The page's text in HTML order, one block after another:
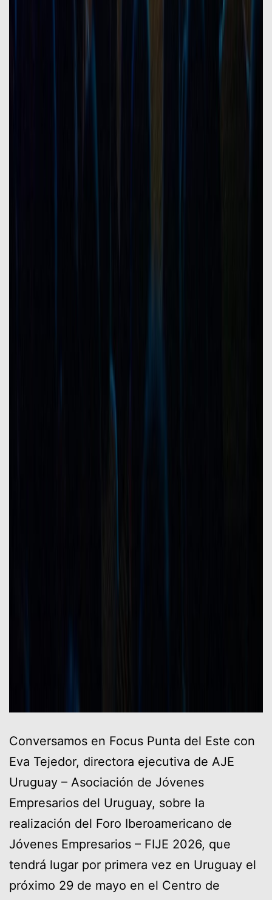
Conversamos en Focus Punta del Este con
Eva Tejedor, directora ejecutiva de AJE
Uruguay – Asociación de Jóvenes
Empresarios del Uruguay, sobre la
realización del Foro Iberoamericano de
Jóvenes Empresarios – FIJE 2026, que
tendrá lugar por primera vez en Uruguay el
próximo 29 de mayo en el Centro de